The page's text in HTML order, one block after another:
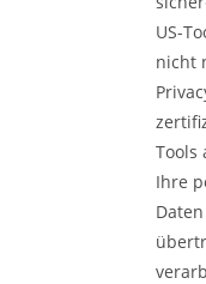
US-
nicht
Tools
Ihre